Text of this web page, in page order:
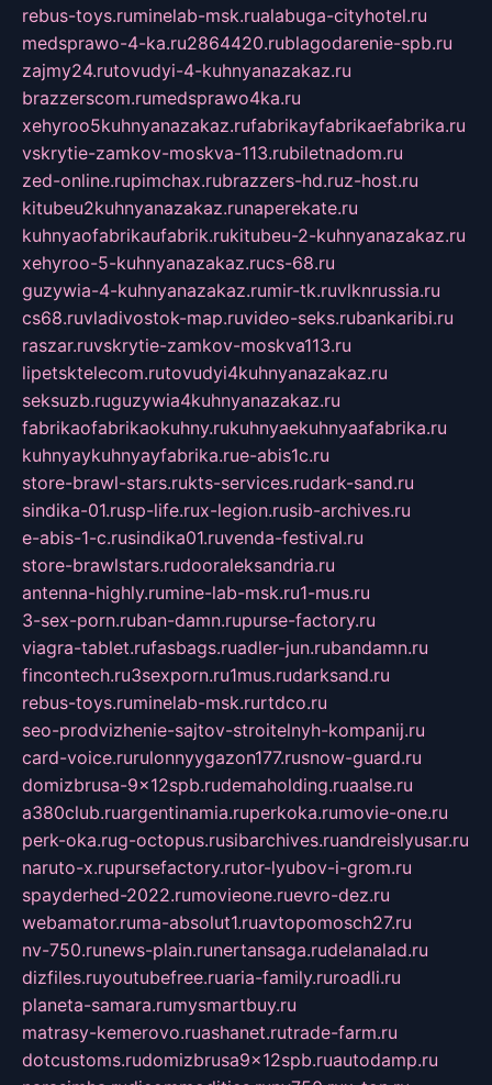
rebus-toys.ruminelab-msk.rualabuga-cityhotel.ru
medsprawo-4-ka.ru2864420.rublagodarenie-spb.ru
zajmy24.rutovudyi-4-kuhnyanazakaz.ru
brazzerscom.rumedsprawo4ka.ru
xehyroo5kuhnyanazakaz.rufabrikayfabrikaefabrika.ru
vskrytie-zamkov-moskva-113.rubiletnadom.ru
zed-online.rupimchax.rubrazzers-hd.ruz-host.ru
kitubeu2kuhnyanazakaz.runaperekate.ru
kuhnyaofabrikaufabrik.rukitubeu-2-kuhnyanazakaz.ru
xehyroo-5-kuhnyanazakaz.rucs-68.ru
guzywia-4-kuhnyanazakaz.rumir-tk.ruvlknrussia.ru
cs68.ruvladivostok-map.ruvideo-seks.rubankaribi.ru
raszar.ruvskrytie-zamkov-moskva113.ru
lipetsktelecom.rutovudyi4kuhnyanazakaz.ru
seksuzb.ruguzywia4kuhnyanazakaz.ru
fabrikaofabrikaokuhny.rukuhnyaekuhnyaafabrika.ru
kuhnyaykuhnyayfabrika.rue-abis1c.ru
store-brawl-stars.rukts-services.rudark-sand.ru
sindika-01.rusp-life.rux-legion.rusib-archives.ru
e-abis-1-c.rusindika01.ruvenda-festival.ru
store-brawlstars.rudooraleksandria.ru
antenna-highly.rumine-lab-msk.ru1-mus.ru
3-sex-porn.ruban-damn.rupurse-factory.ru
viagra-tablet.rufasbags.ruadler-jun.rubandamn.ru
fincontech.ru3sexporn.ru1mus.rudarksand.ru
rebus-toys.ruminelab-msk.rurtdco.ru
seo-prodvizhenie-sajtov-stroitelnyh-kompanij.ru
card-voice.rurulonnyygazon177.rusnow-guard.ru
domizbrusa-9x12spb.rudemaholding.ruaalse.ru
a380club.ruargentinamia.ruperkoka.rumovie-one.ru
perk-oka.rug-octopus.rusibarchives.ruandreislyusar.ru
naruto-x.rupursefactory.rutor-lyubov-i-grom.ru
spayderhed-2022.rumovieone.ruevro-dez.ru
webamator.ruma-absolut1.ruavtopomosch27.ru
nv-750.runews-plain.runertansaga.rudelanalad.ru
dizfiles.ruyoutubefree.ruaria-family.ruroadli.ru
planeta-samara.rumysmartbuy.ru
matrasy-kemerovo.ruashanet.rutrade-farm.ru
dotcustoms.rudomizbrusa9x12spb.ruautodamp.ru